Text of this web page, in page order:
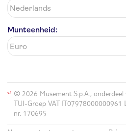
Munteenheid:
© 2026 Musement S.p.A., onderdeel
TUI-Groep VAT IT07978000000961
nr. 170695